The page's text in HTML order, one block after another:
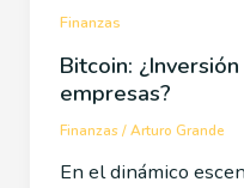
Finanzas
Bitcoin:
empresas?
Finanzas /Arturo Grande
En el dinámico